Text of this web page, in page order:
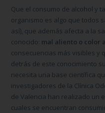
Que el consumo de alcohol y
organismo es algo que todos
así), que además afecta a la
conocido: mal aliento o color
consecuencias más visibles y
detrás de este conocimiento
necesita una base científica
investigadores de la Clínica
de Valencia han realizado un
cuales se encuentran